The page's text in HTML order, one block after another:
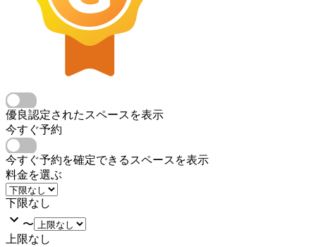
優良認定されたスペースを表示
今すぐ予約
今すぐ予約を確定できるスペースを表示
料金を選ぶ
下限なし
〜
上限なし